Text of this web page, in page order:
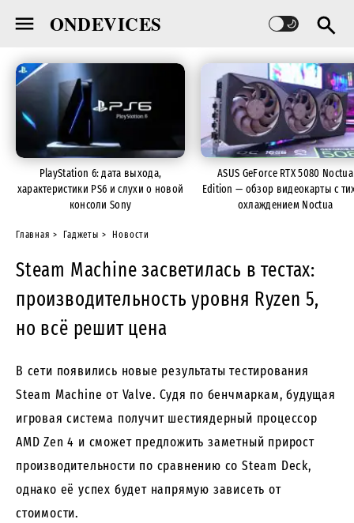
ONDEVICES
PlayStation 6: дата выхода,
характеристики PS6 и слухи о новой
консоли Sony
ASUS GeForce RTX 5080 Noctua
Edition — обзор видеокарты с
охлаждением Noctua
Главная Гаджеты Новости
Steam Machine засветилась в тестах:
производительность уровня Ryzen 5,
но всё решит цена
В сети появились новые результаты тестирования
Steam Machine от Valve. Судя по бенчмаркам, будущая
игровая система получит шестиядерный процессор
AMD Zen 4 и сможет предложить заметный прирост
производительности по сравнению со Steam Deck,
однако её успех будет напрямую зависеть от
стоимости.